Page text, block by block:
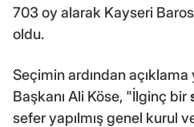
703 oy alarak Kayseri
oldu.
Seçimin ardından
Başkanı Ali Köse, "İlginç bir
sefer yapılmış genel kurul